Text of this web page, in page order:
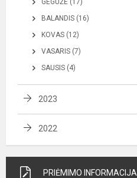
GEGUŽĖ (17)
BALANDIS (16)
KOVAS (12)
VASARIS (7)
SAUSIS (4)
2023
2022
PRIĖMIMO INFORMACIJA